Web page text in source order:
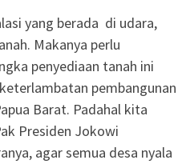
yang berada di udara,
Makanya perlu
penyediaan tanah ini
pembangunan
Barat. Padahal kita
Presiden Jokowi
agar semua desa nyala